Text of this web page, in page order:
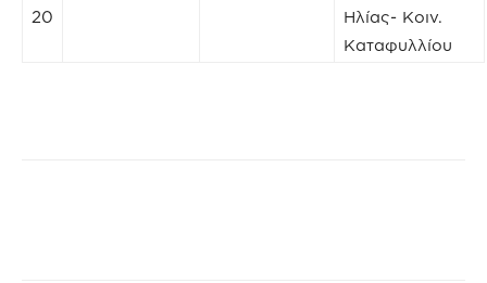
20
Ηλίας- Κοιν.
Καταφυλλίου